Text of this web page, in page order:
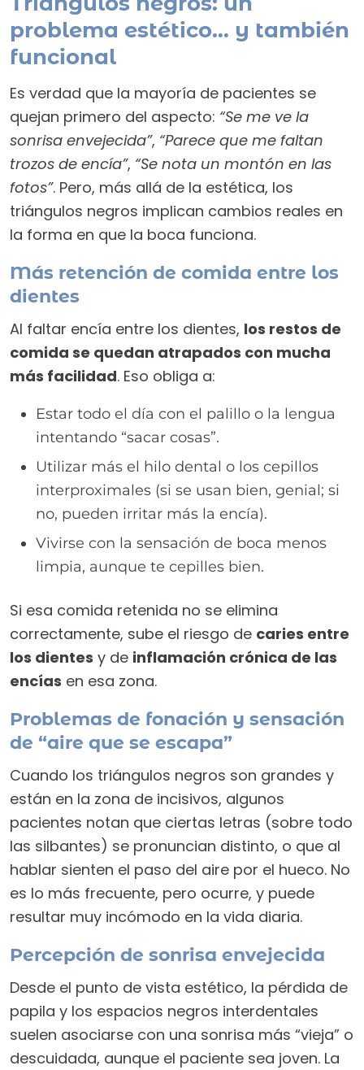
problema estético… y también
funcional
Es verdad que la mayoría de pacientes se
quejan primero del aspecto: “Se me ve la
sonrisa envejecida”, “Parece que me faltan
trozos de encía”, “Se nota un montón en las
fotos”. Pero, más allá de la estética, los
triángulos negros implican cambios reales en
la forma en que la boca funciona.
Más retención de comida entre los
dientes
Al faltar encía entre los dientes, los restos de
comida se quedan atrapados con mucha
más facilidad. Eso obliga a:
Estar todo el día con el palillo o la lengua
intentando “sacar cosas”.
Utilizar más el hilo dental o los cepillos
interproximales (si se usan bien, genial; si
no, pueden irritar más la encía).
Vivirse con la sensación de boca menos
limpia, aunque te cepilles bien.
Si esa comida retenida no se elimina
correctamente, sube el riesgo de caries entre
los dientes y de inflamación crónica de las
encías en esa zona.
Problemas de fonación y sensación
de “aire que se escapa”
Cuando los triángulos negros son grandes y
están en la zona de incisivos, algunos
pacientes notan que ciertas letras (sobre todo
las silbantes) se pronuncian distinto, o que al
hablar sienten el paso del aire por el hueco. No
es lo más frecuente, pero ocurre, y puede
resultar muy incómodo en la vida diaria.
Percepción de sonrisa envejecida
Desde el punto de vista estético, la pérdida de
papila y los espacios negros interdentales
suelen asociarse con una sonrisa más “vieja” o
descuidada, aunque el paciente sea joven. La